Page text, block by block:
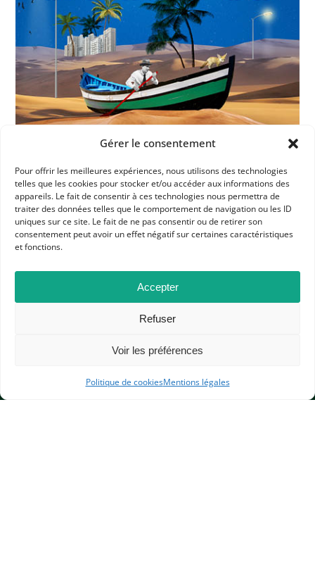
Gérer le consentement
Pour offrir les meilleures expériences, nous utilisons des technologies
telles que les cookies pour stocker et/ou accéder aux informations des
appareils. Le fait de consentir à ces technologies nous permettra de
traiter des données telles que le comportement de navigation ou les ID
uniques sur ce site. Le fait de ne pas consentir ou de retirer son
consentement peut avoir un effet négatif sur certaines caractéristiques
et fonctions.
Accepter
Refuser
Voir les préférences
Politique de cookiesMentions légales
Dans les catégories
ACTUALITÉS
APHG